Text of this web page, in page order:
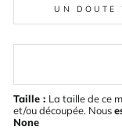
UN DOUTE
Taille : La taille de ce
et/ou découpée. Nous
None